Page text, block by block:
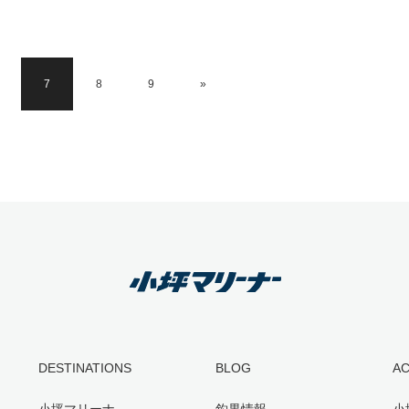
7 8 9 »
DESTINATIONS BLOG